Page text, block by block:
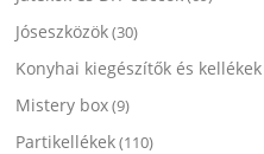
Jóseszközök(30)
Konyhai kiegészítők és kellékek
Mistery box(9)
Partikellékek(110)